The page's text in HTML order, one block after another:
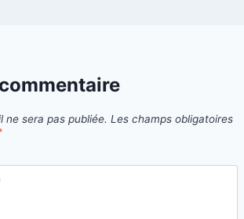
ne sera pas publiée. Les champs obligatoires